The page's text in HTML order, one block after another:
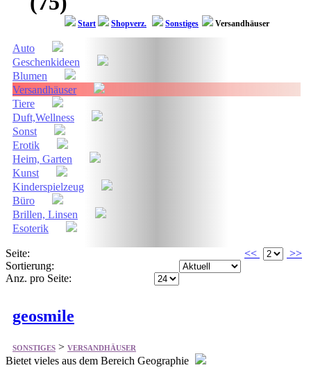
Auto
Geschenkideen
Blumen
Versandhäuser
Tiere
Duft,Wellness
Sonst
Erotik
Heim, Garten
Kunst
Kinderspielzeug
Büro
Brillen, Linsen
Esoterik
Seite:
Sortierung:
geosmile
SONSTIGES> VERSANDHÄUSER
Bietet vieles aus dem Bereich Geographie